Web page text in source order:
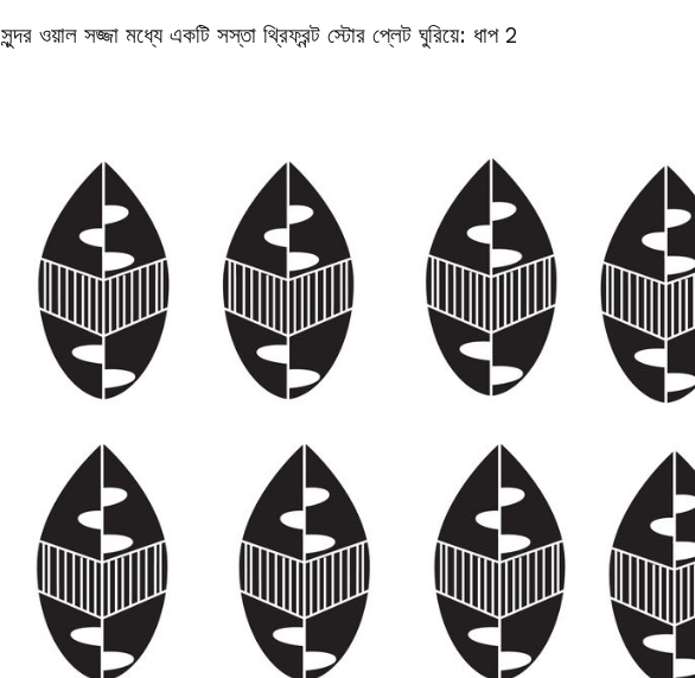
সুন্দর ওয়াল সজ্জা মধ্যে একটি সস্তা থ্রিফ্রন্ট স্টোর প্লেট ঘুরিয়ে: ধাপ 2